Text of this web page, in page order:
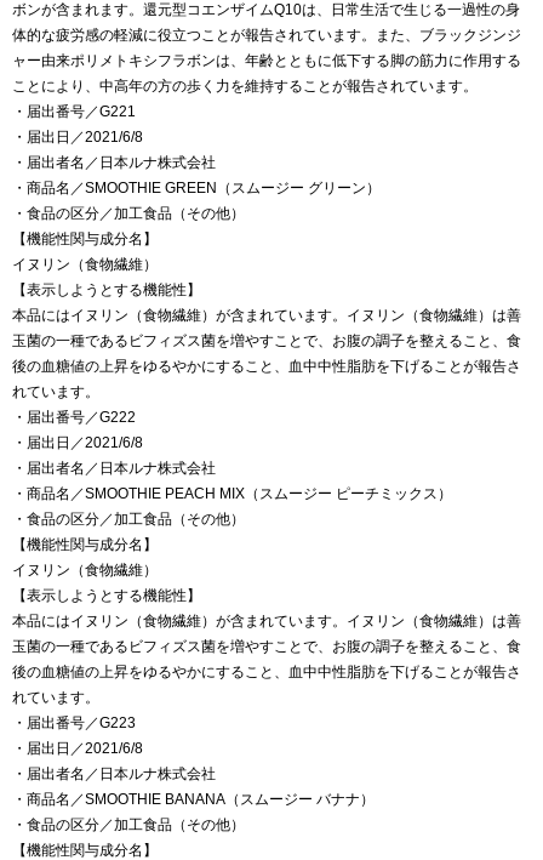
ボンが含まれます。還元型コエンザイムQ10は、日常生活で生じる一過性の身
体的な疲労感の軽減に役立つことが報告されています。また、ブラックジンジ
ャー由来ポリメトキシフラボンは、年齢とともに低下する脚の筋力に作用する
ことにより、中高年の方の歩く力を維持することが報告されています。
・届出番号／G221
・届出日／2021/6/8
・届出者名／日本ルナ株式会社
・商品名／SMOOTHIE GREEN（スムージー グリーン）
・食品の区分／加工食品（その他）
【機能性関与成分名】
イヌリン（食物繊維）
【表示しようとする機能性】
本品にはイヌリン（食物繊維）が含まれています。イヌリン（食物繊維）は善
玉菌の一種であるビフィズス菌を増やすことで、お腹の調子を整えること、食
後の血糖値の上昇をゆるやかにすること、血中中性脂肪を下げることが報告さ
れています。
・届出番号／G222
・届出日／2021/6/8
・届出者名／日本ルナ株式会社
・商品名／SMOOTHIE PEACH MIX（スムージー ピーチミックス）
・食品の区分／加工食品（その他）
【機能性関与成分名】
イヌリン（食物繊維）
【表示しようとする機能性】
本品にはイヌリン（食物繊維）が含まれています。イヌリン（食物繊維）は善
玉菌の一種であるビフィズス菌を増やすことで、お腹の調子を整えること、食
後の血糖値の上昇をゆるやかにすること、血中中性脂肪を下げることが報告さ
れています。
・届出番号／G223
・届出日／2021/6/8
・届出者名／日本ルナ株式会社
・商品名／SMOOTHIE BANANA（スムージー バナナ）
・食品の区分／加工食品（その他）
【機能性関与成分名】